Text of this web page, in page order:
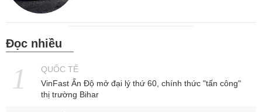
Đọc nhiều
QUỐC TẾ
VinFast Ấn Độ mở đại lý thứ 60, chính thức "tấn công"
thị trường Bihar